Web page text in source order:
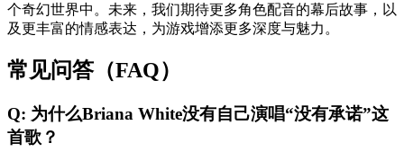
个奇幻世界中。未来，我们期待更多角色配音的幕后故事，以
及更丰富的情感表达，为游戏增添更多深度与魅力。
常见问答（FAQ）
Q: 为什么Briana White没有自己演唱“没有承诺”这
首歌？